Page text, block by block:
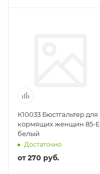
К10033 Бюстгальтер для
кормящих женщин 85-E
белый
Достаточно
от270 руб.